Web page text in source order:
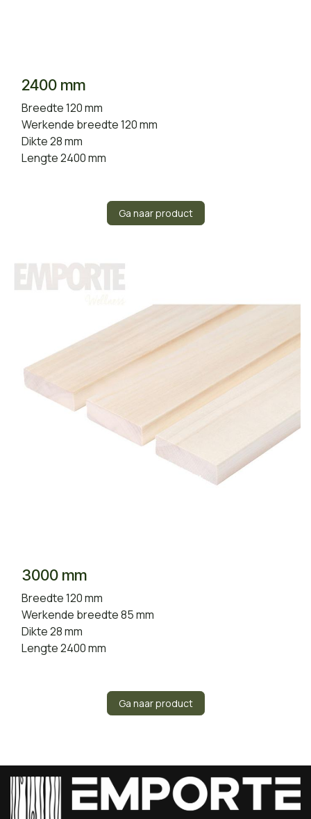
2400 mm
Breedte 120 mm
Werkende breedte 120 mm
Dikte 28 mm
Lengte 2400 mm
Ga naar product
3000 mm
Breedte 120 mm
Werkende breedte 85 mm
Dikte 28 mm
Lengte 2400 mm
Ga naar product